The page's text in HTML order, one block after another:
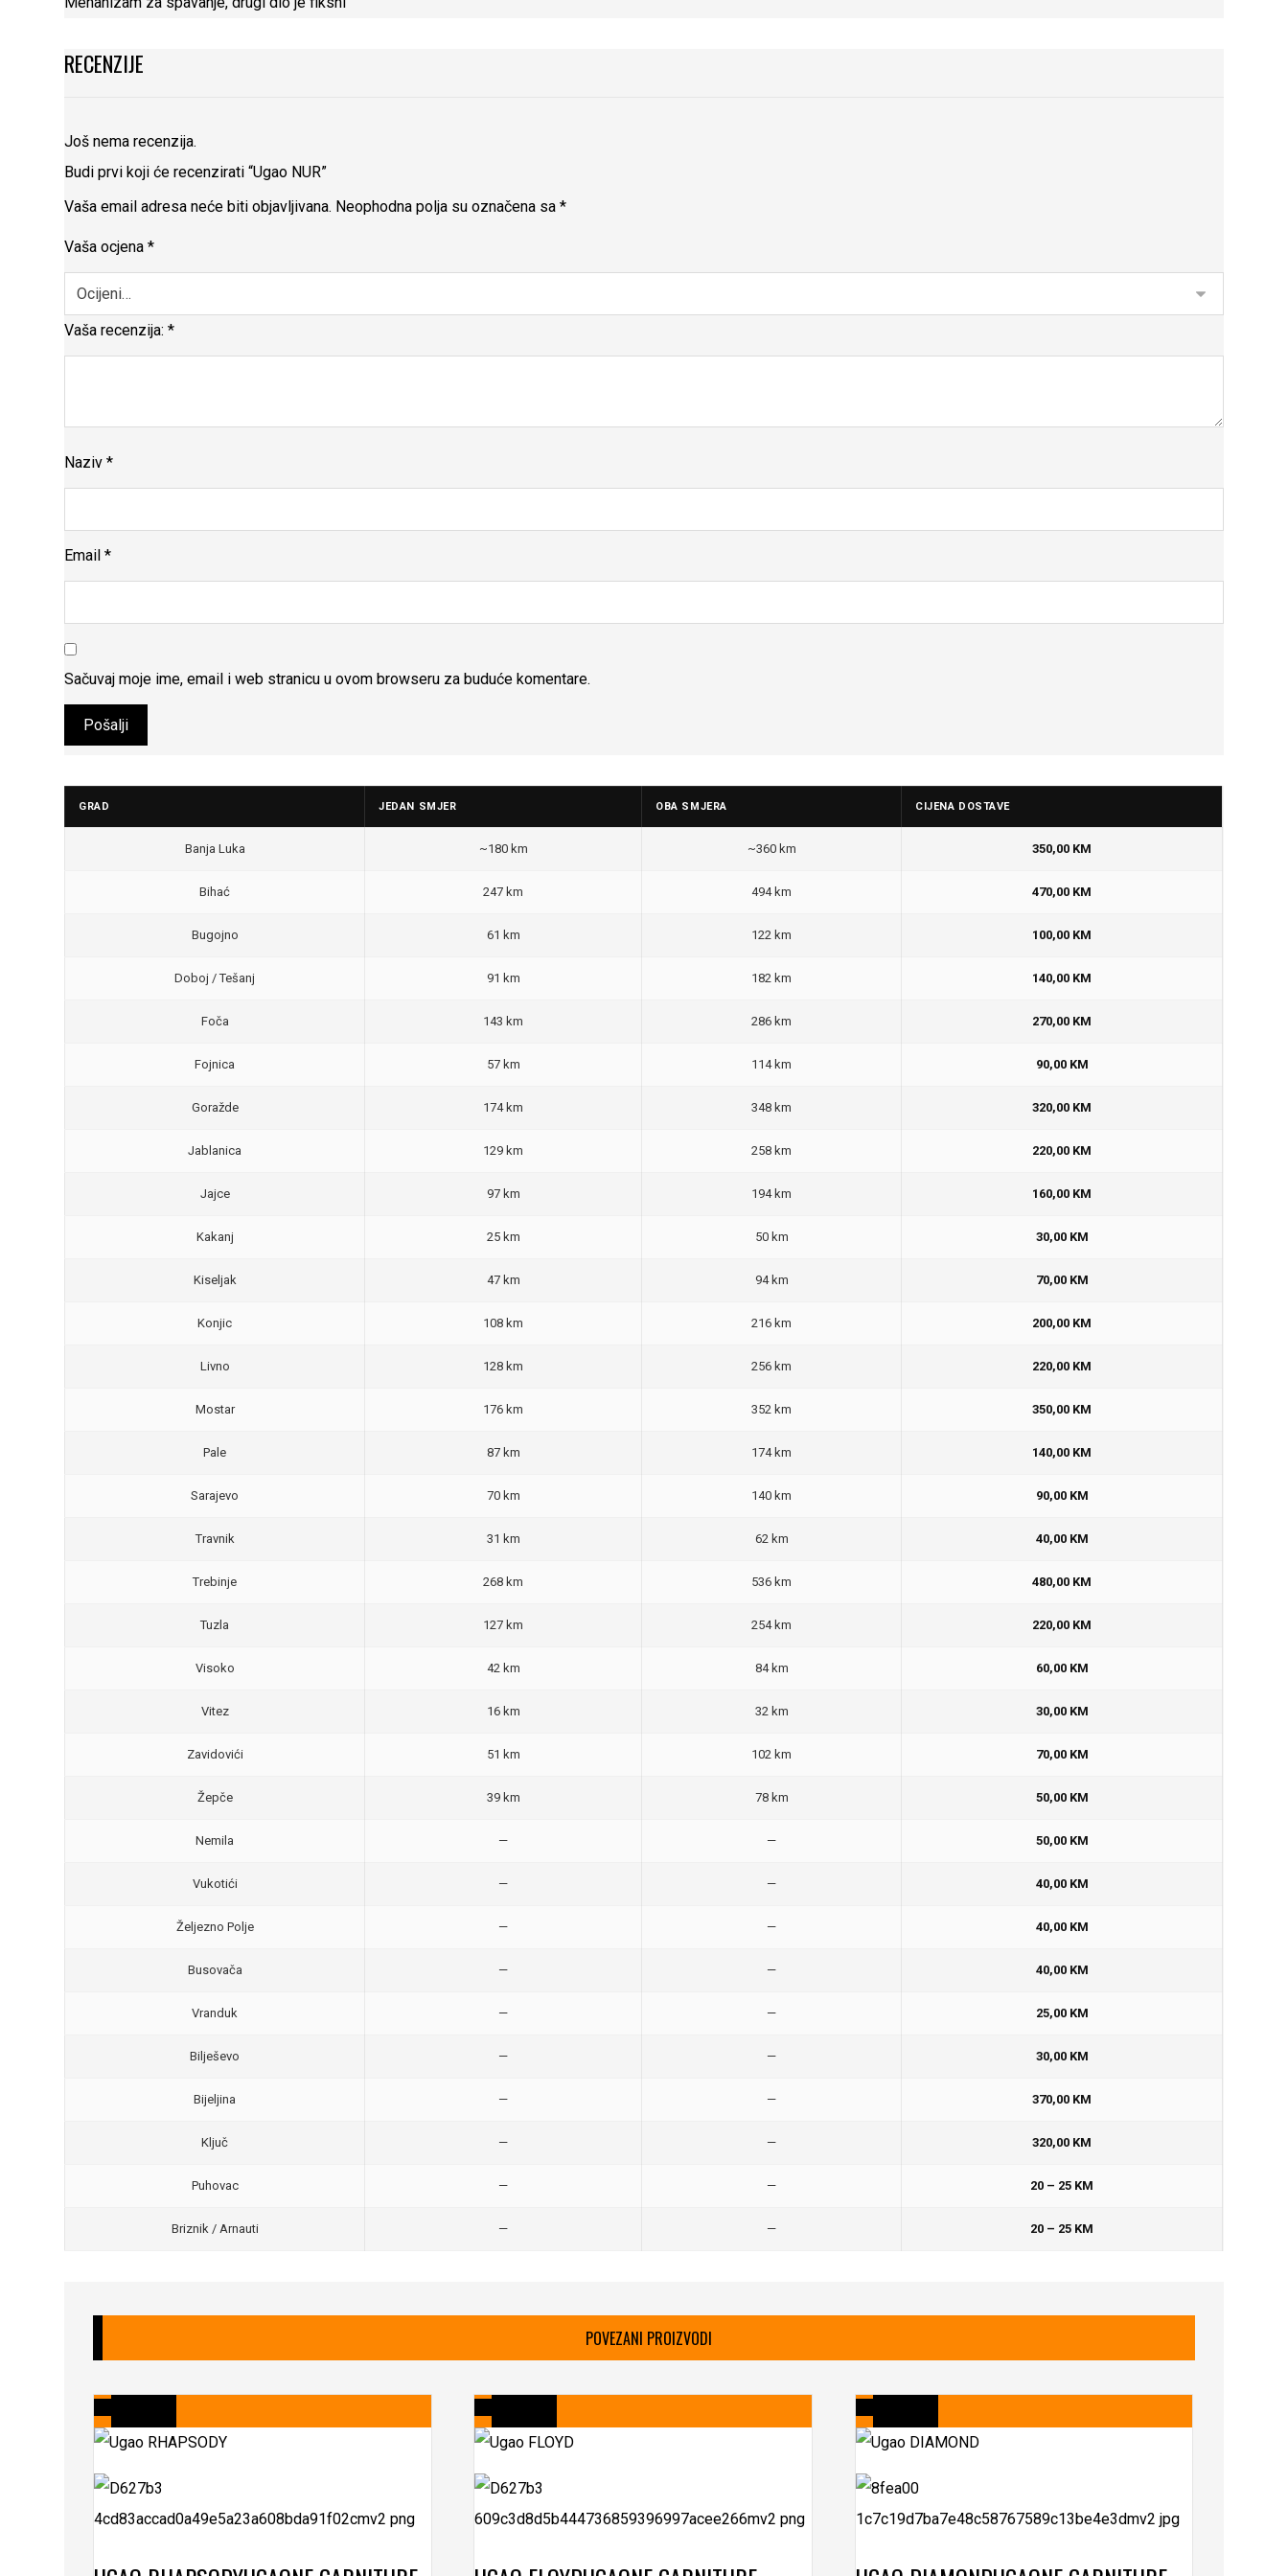
RECENZIJE
Još nema recenzija.
Budi prvi koji će recenzirati “Ugao NUR”
Vaša email adresa neće biti objavljivana. Neophodna polja su označena sa*
Vaša ocjena*
Vaša recenzija:*
Naziv*
Email*
Sačuvaj moje ime, email i web stranicu u ovom browseru za buduće komentare.
GRAD JEDAN SMJER OBA SMJERA CIJENA DOSTAVE
Banja Luka ~180 km ~360 km 350,00 KM
Bihać 247 km 494 km 470,00 KM
Bugojno 61 km 122 km 100,00 KM
Doboj / Tešanj 91 km 182 km 140,00 KM
Foča 143 km 286 km 270,00 KM
Fojnica 57 km 114 km 90,00 KM
Goražde 174 km 348 km 320,00 KM
Jablanica 129 km 258 km 220,00 KM
Jajce 97 km 194 km 160,00 KM
Kakanj 25 km 50 km 30,00 KM
Kiseljak 47 km 94 km 70,00 KM
Konjic 108 km 216 km 200,00 KM
Livno 128 km 256 km 220,00 KM
Mostar 176 km 352 km 350,00 KM
Pale 87 km 174 km 140,00 KM
Sarajevo 70 km 140 km 90,00 KM
Travnik 31 km 62 km 40,00 KM
Trebinje 268 km 536 km 480,00 KM
Tuzla 127 km 254 km 220,00 KM
Visoko 42 km 84 km 60,00 KM
Vitez 16 km 32 km 30,00 KM
Zavidovići 51 km 102 km 70,00 KM
Žepče 39 km 78 km 50,00 KM
Nemila — — 50,00 KM
Vukotići — — 40,00 KM
Željezno Polje — — 40,00 KM
Busovača — — 40,00 KM
Vranduk — — 25,00 KM
Bilješevo — — 30,00 KM
Bijeljina — — 370,00 KM
Ključ — — 320,00 KM
Puhovac — — 20 – 25 KM
Briznik / Arnauti — — 20 – 25 KM
POVEZANI PROIZVODI